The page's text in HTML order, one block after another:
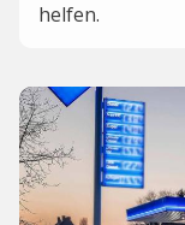
helfen.